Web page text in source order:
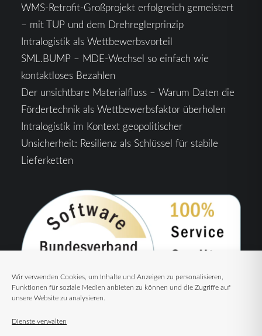
Wir verwenden Cookies, um Inhalte und Anzeigen zu personalisieren,
Funktionen für soziale Medien anbieten zu können und die Zugriffe auf
unsere Website zu analysieren.
Dienste verwalten
WMS-Retrofit-Großprojekt erfolgreich gemeistert
– mit TUP und dem Drehreglerprinzip
Intralogistik als Wettbewerbsvorteil
SML.BUMP – MDE-Wechsel so einfach wie
kontaktloses Bezahlen
Der unsichtbare Materialfluss – Warum Daten die
Fördertechnik als Wettbewerbsfaktor überholen
Intralogistik im Kontext geopolitischer
Unsicherheit: Resilienz als Schlüssel für stabile
Lieferketten